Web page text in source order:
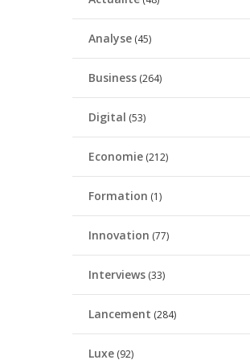
Analyse (45)
Business (264)
Digital (53)
Economie (212)
Formation (1)
Innovation (77)
Interviews (33)
Lancement (284)
Luxe (92)